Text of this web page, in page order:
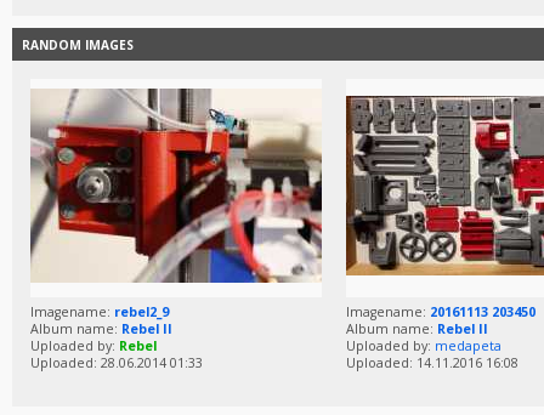
RANDOM IMAGES
Imagename: rebel2_9
Album name: Rebel II
Uploaded by: Rebel
Uploaded: 28.06.2014 01:33
Imagename: 20161113 203450
Album name: Rebel II
Uploaded by: medapeta
Uploaded: 14.11.2016 16:08